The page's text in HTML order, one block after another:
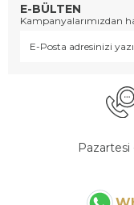
E-BÜLTEN
Kampanyalarımızdan